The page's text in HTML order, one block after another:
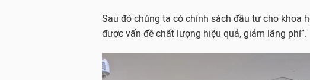
Sau đó chúng ta có chính sách đầu tư cho khoa
được vấn đề chất lượng hiệu quả, giảm lãng phí”.